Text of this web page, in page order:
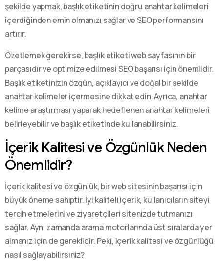
şekilde yapmak, başlık etiketinin doğru anahtar kelimeleri
içerdiğinden emin olmanızı sağlar ve SEO performansını
artırır.
Özetlemek gerekirse, başlık etiketi web sayfasının bir
parçasıdır ve optimize edilmesi SEO başarısı için önemlidir.
Başlık etiketinizin özgün, açıklayıcı ve doğal bir şekilde
anahtar kelimeler içermesine dikkat edin. Ayrıca, anahtar
kelime araştırması yaparak hedeflenen anahtar kelimeleri
belirleyebilir ve başlık etiketinde kullanabilirsiniz.
İçerik Kalitesi ve Özgünlük Neden
Önemlidir?
İçerik kalitesi ve özgünlük, bir web sitesinin başarısı için
büyük öneme sahiptir. İyi kaliteli içerik, kullanıcıların siteyi
tercih etmelerini ve ziyaretçileri sitenizde tutmanızı
sağlar. Aynı zamanda arama motorlarında üst sıralarda yer
almanız için de gereklidir. Peki, içerik kalitesi ve özgünlüğü
nasıl sağlayabilirsiniz?